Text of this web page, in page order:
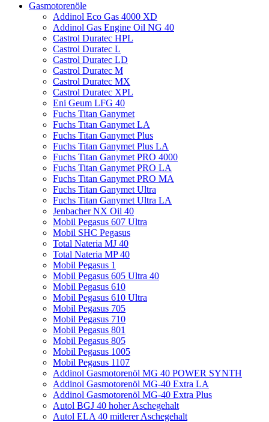
Gasmotorenöle
Addinol Eco Gas 4000 XD
Addinol Gas Engine Oil NG 40
Castrol Duratec HPL
Castrol Duratec L
Castrol Duratec LD
Castrol Duratec M
Castrol Duratec MX
Castrol Duratec XPL
Eni Geum LFG 40
Fuchs Titan Ganymet
Fuchs Titan Ganymet LA
Fuchs Titan Ganymet Plus
Fuchs Titan Ganymet Plus LA
Fuchs Titan Ganymet PRO 4000
Fuchs Titan Ganymet PRO LA
Fuchs Titan Ganymet PRO MA
Fuchs Titan Ganymet Ultra
Fuchs Titan Ganymet Ultra LA
Jenbacher NX Oil 40
Mobil Pegasus 607 Ultra
Mobil SHC Pegasus
Total Nateria MJ 40
Total Nateria MP 40
Mobil Pegasus 1
Mobil Pegasus 605 Ultra 40
Mobil Pegasus 610
Mobil Pegasus 610 Ultra
Mobil Pegasus 705
Mobil Pegasus 710
Mobil Pegasus 801
Mobil Pegasus 805
Mobil Pegasus 1005
Mobil Pegasus 1107
Addinol Gasmotorenöl MG 40 POWER SYNTH
Addinol Gasmotorenöl MG-40 Extra LA
Addinol Gasmotorenöl MG-40 Extra Plus
Autol BGJ 40 hoher Aschegehalt
Autol ELA 40 mitlerer Aschegehalt